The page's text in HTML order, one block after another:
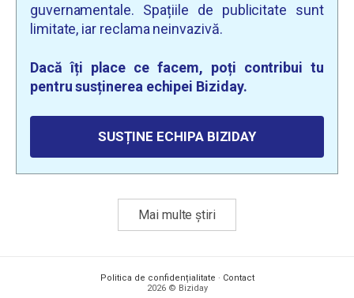
guvernamentale. Spațiile de publicitate sunt
limitate, iar reclama neinvazivă.
Dacă îți place ce facem, poți contribui tu
pentru susținerea echipei Biziday.
SUSȚINE ECHIPA BIZIDAY
Mai multe știri
Politica de confidențialitate · Contact
2026 © Biziday